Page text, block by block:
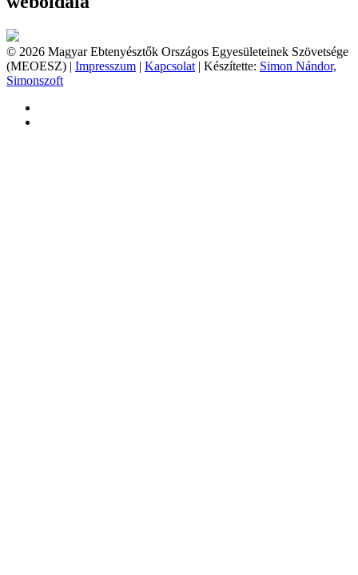
© 2026 Magyar Ebtenyésztők Országos Egyesületeinek Szövetsége
(MEOESZ) | Impresszum | Kapcsolat | Készítette: Simon Nándor,
Simonszoft